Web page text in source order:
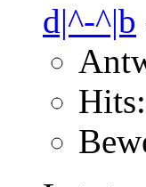
d|^-^|b